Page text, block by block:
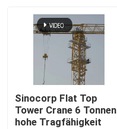
Sinocorp Flat Top
Tower Crane 6 Tonnen
hohe Tragfähigkeit